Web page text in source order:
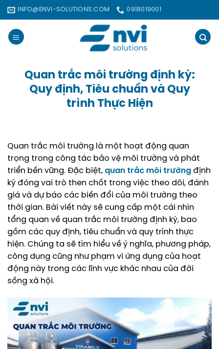
Bỏ
qua
nội
dung
INFO@ENVI-SOLUTIONS.COM 0918019001
Quan trắc môi trường định kỳ:
Quy định, Tiêu chuẩn và Quy
trình Thực Hiện
Quan trắc môi trường là một hoạt động quan
trọng trong công tác bảo vệ môi trường và phát
triển bền vững. Đặc biệt, quan trắc môi trường định
kỳ đóng vai trò then chốt trong việc theo dõi, đánh
giá và dự báo các biến đổi của môi trường theo
thời gian. Bài viết này sẽ cung cấp một cái nhìn
tổng quan về quan trắc môi trường định kỳ, bao
gồm các quy định, tiêu chuẩn và quy trình thực
hiện. Chúng ta sẽ tìm hiểu về ý nghĩa, phương pháp,
công dụng cũng như phạm vi ứng dụng của hoạt
động này trong các lĩnh vực khác nhau của đời
sống xã hội.